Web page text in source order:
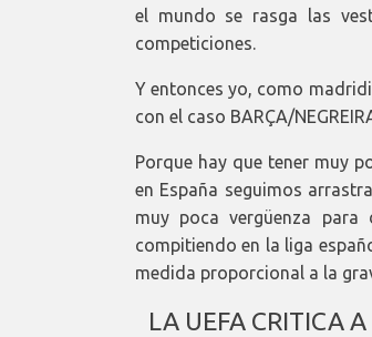
el mundo se rasga las
competiciones.
Y entonces yo, como
con el caso BARÇA/
Porque hay que tener muy
en España seguimos
muy poca vergüenza para
compitiendo en la liga
medida proporcional a la
LA UEFA CRITICA